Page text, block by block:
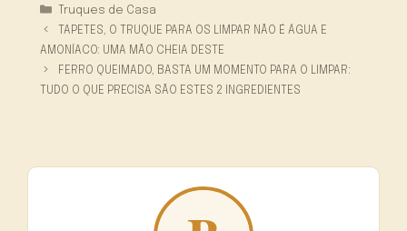
Categorias
Truques de Casa
TAPETES, O TRUQUE PARA OS LIMPAR NÃO É ÁGUA E
AMONÍACO: UMA MÃO CHEIA DESTE
FERRO QUEIMADO, BASTA UM MOMENTO PARA O LIMPAR:
TUDO O QUE PRECISA SÃO ESTES 2 INGREDIENTES